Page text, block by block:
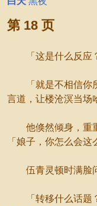
第 18 页
「这是什么反应？
「就是不相信你所
言道，让楼沧溟当场
他倏然倾身，重重
「娘子，你怎么会这
伍青灵顿时满脸问
「转移什么话题？